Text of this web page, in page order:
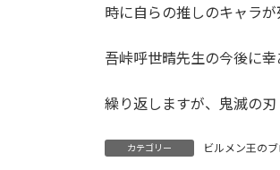
時に自らの推しのキャラ
吾峠呼世晴先生の今後に幸
繰り返しますが、鬼滅の刃
カテゴリー ビルメン王の